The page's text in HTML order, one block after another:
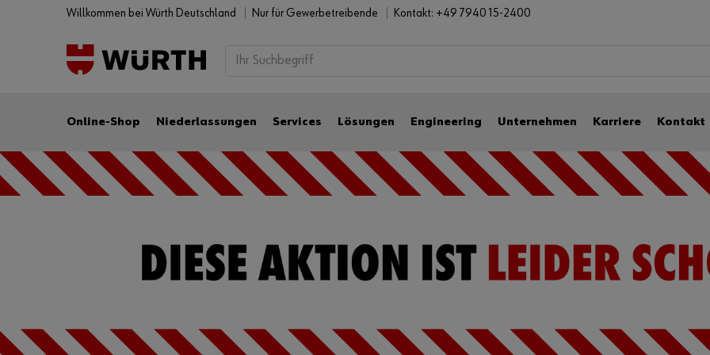
Willkommen bei Würth Deutschland Nur für Gewerbetreibende Kontakt: +49 7940 15-2400
Online-Shop Niederlassungen Services Lösungen Engineering Unternehmen Karriere Kontakt